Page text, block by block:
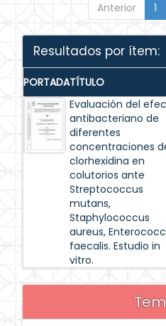
Anterior 1
Resultados por ítem:
PORTADATÍTULO
Evaluación del
antibacteriano de
diferentes
concentraciones
clorhexidina en
colutorios ante
Streptococcus
mutans,
Staphylococcus
aureus,
faecalis. Estudio in
vitro.